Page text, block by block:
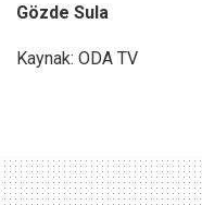
Gözde Sula
Kaynak: ODA TV